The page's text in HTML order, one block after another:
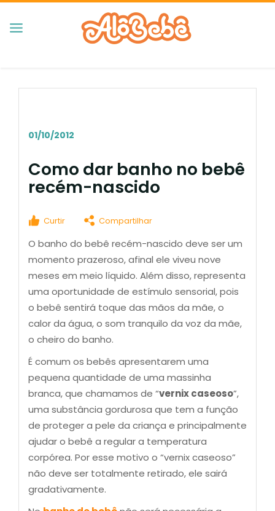
01/10/2012
Como dar banho no bebê
recém-nascido
Curtir Compartilhar
O banho do bebê recém-nascido deve ser um
momento prazeroso, afinal ele viveu nove
meses em meio líquido. Além disso, representa
uma oportunidade de estímulo sensorial, pois
o bebê sentirá toque das mãos da mãe, o
calor da água, o som tranquilo da voz da mãe,
o cheiro do banho.
É comum os bebês apresentarem uma
pequena quantidade de uma massinha
branca, que chamamos de “vernix caseoso”,
uma substância gordurosa que tem a função
de proteger a pele da criança e principalmente
ajudar o bebê a regular a temperatura
corpórea. Por esse motivo o “vernix caseoso”
não deve ser totalmente retirado, ele sairá
gradativamente.